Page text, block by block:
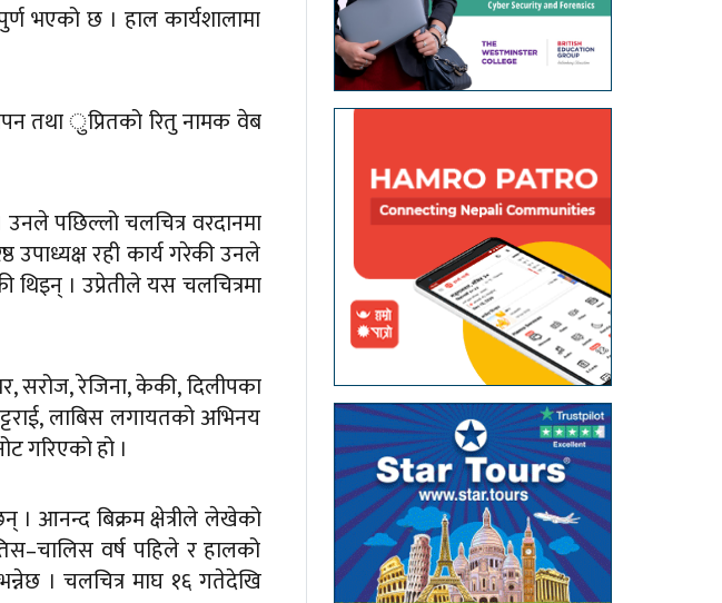
भएको छ । हाल कार्यशालामा
तथा ुप्रितको रितु नामक वेब
पछिल्लो चलचित्र वरदानमा
उपाध्यक्ष रही कार्य गरेकी उनले
थिइन् । उप्रेतीले यस चलचित्रमा
सरोज, रेजिना, केकी, दिलीपका
लाबिस लगायतको अभिनय
गरिएको हो ।
। आनन्द बिक्रम क्षेत्रीले लेखेको
वर्ष पहिले र हालको
। चलचित्र माघ १६ गतेदेखि